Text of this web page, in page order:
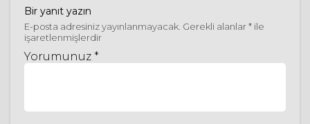
Bir yanıt yazın
E-posta adresiniz yayınlanmayacak. Gerekli alanlar* ile
işaretlenmişlerdir
Yorumunuz *